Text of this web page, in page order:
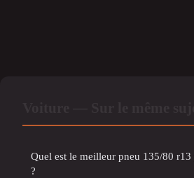
Quel est le meilleur pneu 135/80
?